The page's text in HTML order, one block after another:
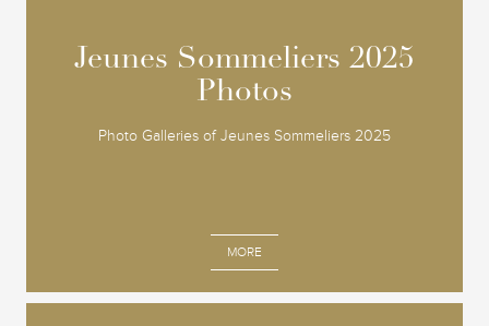
Jeunes Sommeliers 2025
Photos
Photo Galleries of Jeunes Sommeliers 2025
MORE
Jeunes Sommeliers 2025
Photos